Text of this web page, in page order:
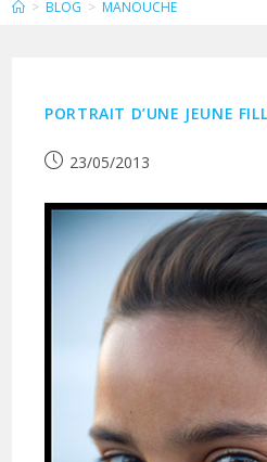
> BLOG > MANOUCHE
PORTRAIT D’UNE JEUNE
Publication
23/05/2013